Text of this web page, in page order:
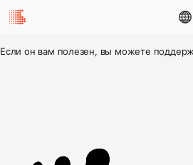
Если он вам полезен, вы можете